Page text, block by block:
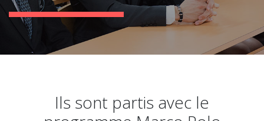
Ils sont partis avec le